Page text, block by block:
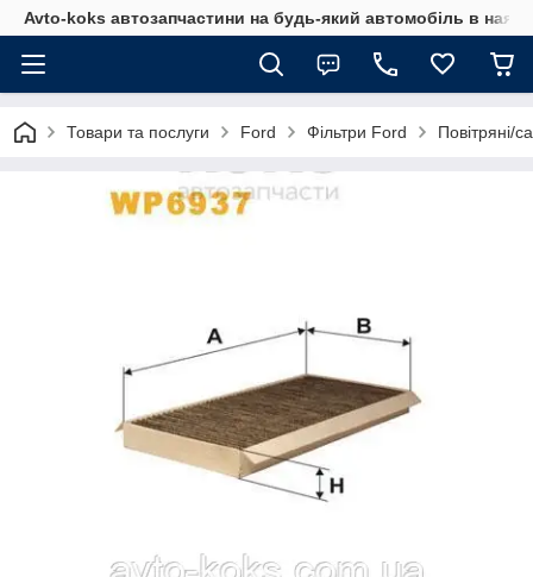
Avto-koks автозапчастини на будь-який автомобіль в
Товари та послуги Ford Фільтри Ford Повітряні/